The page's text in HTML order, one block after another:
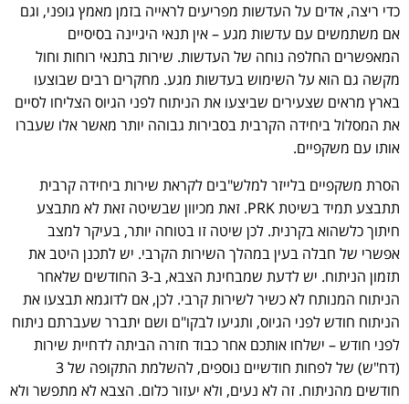
כדי ריצה, אדים על העדשות מפריעים לראייה בזמן מאמץ גופני, וגם
אם משתמשים עם עדשות מגע – אין תנאי היגיינה בסיסיים
המאפשרים החלפה נוחה של העדשות. שירות בתנאי רוחות וחול
מקשה גם הוא על השימוש בעדשות מגע. מחקרים רבים שבוצעו
בארץ מראים שצעירים שביצעו את הניתוח לפני הגיוס הצליחו לסיים
את המסלול ביחידה הקרבית בסבירות גבוהה יותר מאשר אלו שעברו
אותו עם משקפיים.
הסרת משקפיים בלייזר למלש"בים לקראת שירות ביחידה קרבית
תתבצע תמיד בשיטת PRK. זאת מכיוון שבשיטה זאת לא מתבצע
חיתוך כלשהוא בקרנית. לכן שיטה זו בטוחה יותר, בעיקר למצב
אפשרי של חבלה בעין במהלך השירות הקרבי. יש לתכנן היטב את
תזמון הניתוח. יש לדעת שמבחינת הצבא, ב-3 החודשים שלאחר
הניתוח המנותח לא כשיר לשירות קרבי. לכן, אם לדוגמא תבצעו את
הניתוח חודש לפני הגיוס, ותגיעו לבקו"ם ושם יתברר שעברתם ניתוח
לפני חודש – ישלחו אותכם אחר כבוד חזרה הביתה לדחיית שירות
(דח"ש) של לפחות חודשיים נוספים, להשלמת התקופה של 3
חודשים מהניתוח. זה לא נעים, ולא יעזור כלום. הצבא לא מתפשר ולא